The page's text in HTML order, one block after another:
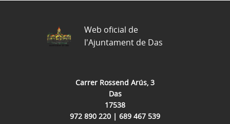
Carrer Rossend Arús, 3
Das
17538
972 890 220 | 689 467 539
Web oficial de
l'Ajuntament de Das